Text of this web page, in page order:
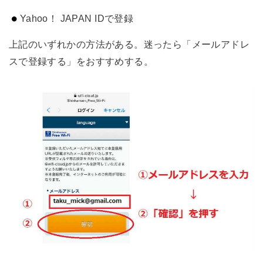
Yahoo！ JAPAN IDで登録
上記のいずれかの方法がある。迷ったら「メールアドレ
スで登録する」をおすすめする。